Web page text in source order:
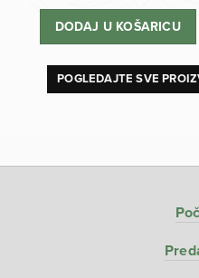
DODAJ U KOŠARICU
POGLEDAJTE SVE